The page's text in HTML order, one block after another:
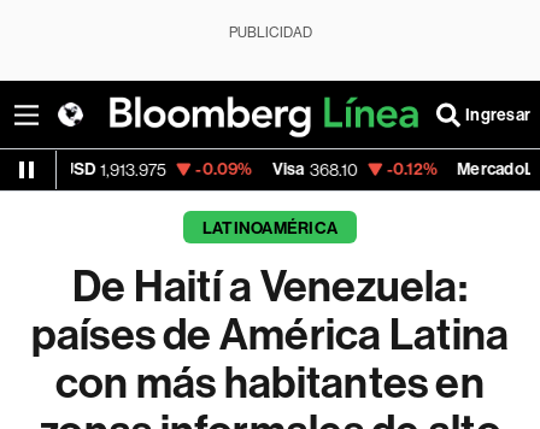
PUBLICIDAD
Ingresar
-0.09% Visa 368.10 -0.12% MercadoLibre 1,797.29 -
LATINOAMÉRICA
De Haití a Venezuela:
países de América Latina
con más habitantes en